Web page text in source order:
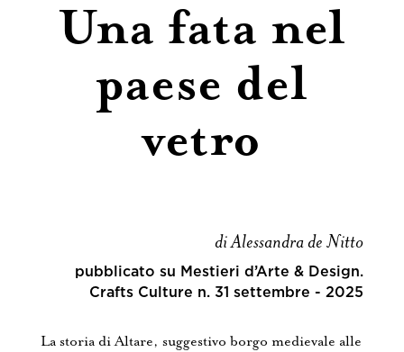
Una fata nel
paese del
vetro
di Alessandra de Nitto
pubblicato su Mestieri d’Arte & Design.
Crafts Culture n. 31 settembre - 2025
La storia di Altare, suggestivo borgo medievale alle